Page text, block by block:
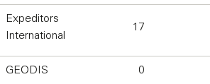
Expeditors
International
17
GEODIS 0